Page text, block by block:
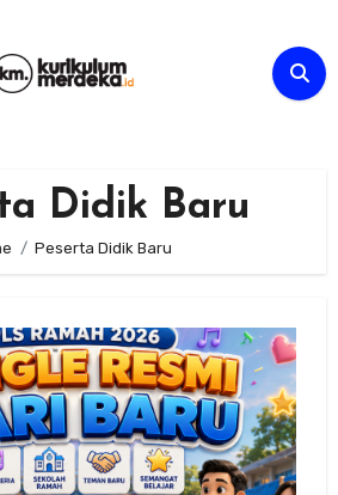
Didik Baru
Peserta Didik Baru